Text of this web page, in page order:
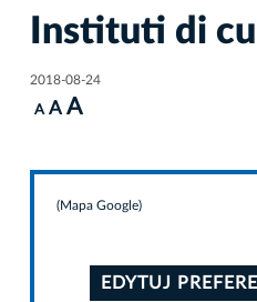
Instituti di
2018-08-24
A A A
(Mapa Google)
EDYTUJ